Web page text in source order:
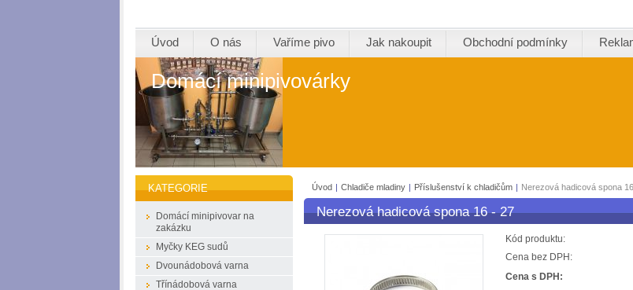
Úvod O nás Vaříme pivo Jak nakoupit Obchodní podmínky
Domácí minipivovárky
Úvod | Chladiče mladiny | Příslušenství k chladičům | Nerezová hadicová spona
Nerezová hadicová spona 16 - 27
Kód produktu:
Cena bez DPH:
Cena s DPH:
KATEGORIE
Domácí minipivovar na
zakázku
Myčky KEG sudů
Dvounádobová varna
Třínádobová varna